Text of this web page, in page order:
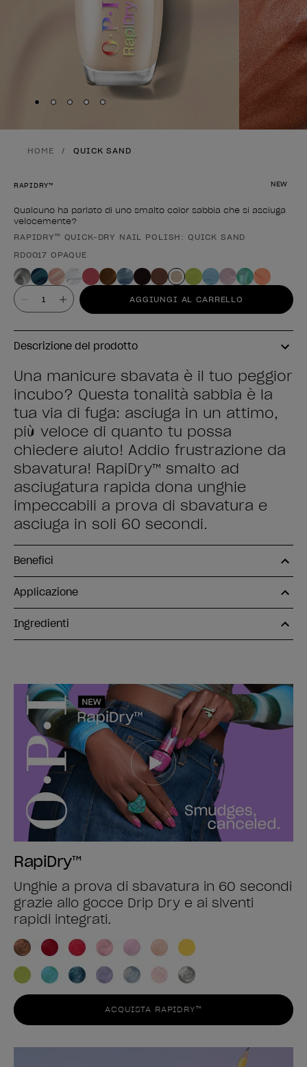
Skip to slide
Skip to slide
Skip to slide
Skip to slide
Skip to slide
HOME QUICK SAND
NEW
RAPIDRY™
Qualcuno ha parlato di uno smalto color sabbia che si asciuga
velocemente?
Forma del prodotto
RAPIDRY™ QUICK-DRY NAIL POLISH: QUICK SAND
RD0017 OPAQUE
Valore AGGIUNGI AL CARRELLO
Descrizione del prodotto
Una manicure sbavata è il tuo peggior
incubo? Questa tonalità sabbia è la
tua via di fuga: asciuga in un attimo,
più veloce di quanto tu possa
chiedere aiuto! Addio frustrazione da
sbavatura! RapiDry™ smalto ad
asciugatura rapida dona unghie
impeccabili a prova di sbavatura e
asciuga in soli 60 secondi.
Benefici
Applicazione
Ingredienti
RapiDry™
Unghie a prova di sbavatura in 60 secondi
grazie allo gocce Drip Dry e ai slventi
rapidi integrati.
ACQUISTA RAPIDRY™